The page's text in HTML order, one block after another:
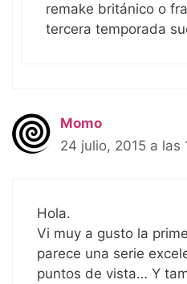
remake británico o
tercera temporada
Momo
24 julio, 2015 a las
Hola.
Vi muy a gusto la
parece una serie
puntos de vista… Y